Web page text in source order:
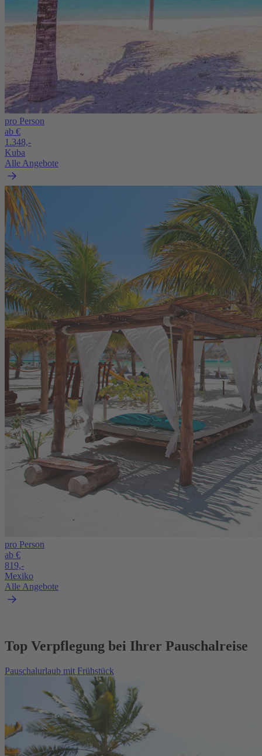
pro Person
ab €
1.348,-
Kuba
Alle Angebote
pro Person
ab €
819,-
Mexiko
Alle Angebote
Top Verpflegung bei Ihrer Pauschalreise
Pauschalurlaub mit Frühstück